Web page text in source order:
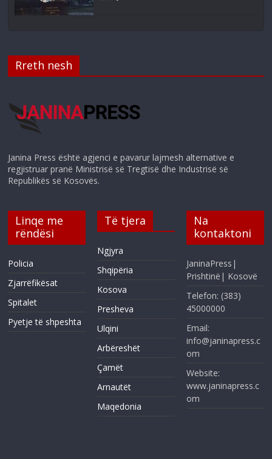
Rreth nesh
Janina Press është agjenci e pavarur lajmesh alternative e
regjistruar pranë Ministrisë së Tregtisë dhe Industrisë së
Republikës së Kosovës.
Linqe me
rëndësi
Policia
Zjarrëfikësat
Spitalet
Pyetje të shpeshta
Të tjera
Ngjyra
Shqipëria
Kosova
Presheva
Ulqini
Arbëreshët
Çamët
Arnautët
Maqedonia
Na
kontaktoni
JaninaPress|
Prishtinë| Kosovë
Telefon: (383)
45000000
Email:
info@janinapress.c
om
Website:
www.janinapress.c
om